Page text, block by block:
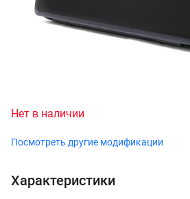
Нет в наличии
Посмотреть другие модификации
Характеристики